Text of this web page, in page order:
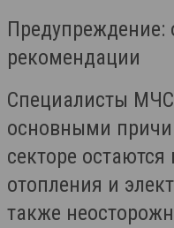
Предупреждение:
рекомендации
Специалисты
основными
секторе
отопления и
также